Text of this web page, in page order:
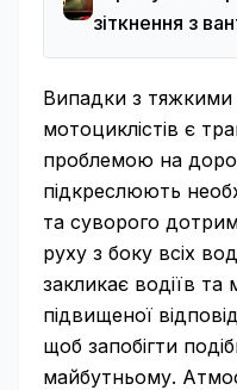
зіткнення з
Випадки з тяжкими
мотоциклістів є
проблемою на
підкреслюють
та суворого
руху з боку всіх
закликає водіїв та
підвищеної
щоб запобігти
майбутньому.